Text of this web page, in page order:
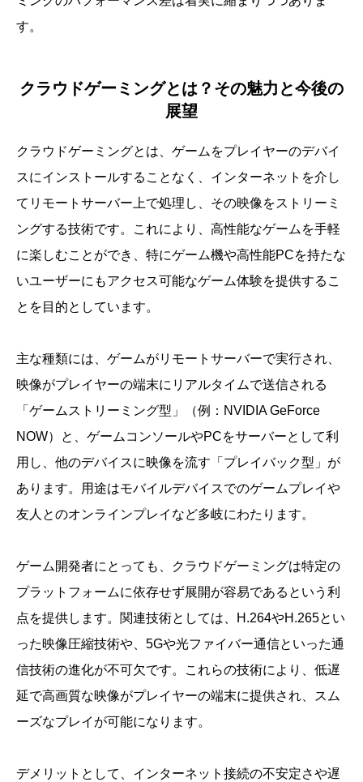
す。
クラウドゲーミングとは？その魅力と今後の
展望
クラウドゲーミングとは、ゲームをプレイヤーのデバイ
スにインストールすることなく、インターネットを介し
てリモートサーバー上で処理し、その映像をストリーミ
ングする技術です。これにより、高性能なゲームを手軽
に楽しむことができ、特にゲーム機や高性能PCを持たな
いユーザーにもアクセス可能なゲーム体験を提供するこ
とを目的としています。
主な種類には、ゲームがリモートサーバーで実行され、
映像がプレイヤーの端末にリアルタイムで送信される
「ゲームストリーミング型」（例：NVIDIA GeForce
NOW）と、ゲームコンソールやPCをサーバーとして利
用し、他のデバイスに映像を流す「プレイバック型」が
あります。用途はモバイルデバイスでのゲームプレイや
友人とのオンラインプレイなど多岐にわたります。
ゲーム開発者にとっても、クラウドゲーミングは特定の
プラットフォームに依存せず展開が容易であるという利
点を提供します。関連技術としては、H.264やH.265とい
った映像圧縮技術や、5Gや光ファイバー通信といった通
信技術の進化が不可欠です。これらの技術により、低遅
延で高画質な映像がプレイヤーの端末に提供され、スム
ーズなプレイが可能になります。
デメリットとして、インターネット接続の不安定さや遅